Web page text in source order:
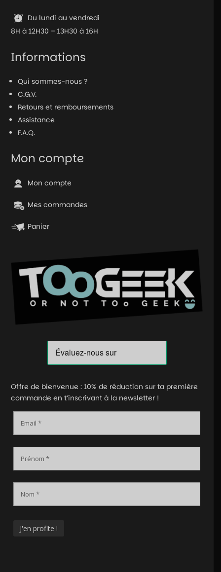
Du lundi au vendredi
8H à 12H30 – 13H30 à 16H
Informations
Qui sommes-nous ?
C.G.V.
Retours et remboursements
Assistance
F.A.Q.
Mon compte
Mon compte
Mes commandes
Panier
Offre de bienvenue : 10% de réduction sur ta première
commande en t’inscrivant à la newsletter !